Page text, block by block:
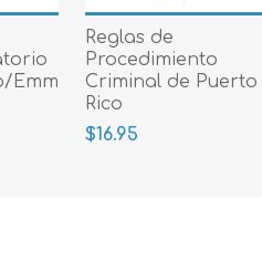
Emmanuelli
Reglas de
Procedimiento
Criminal de Puerto
Rico
$16.95